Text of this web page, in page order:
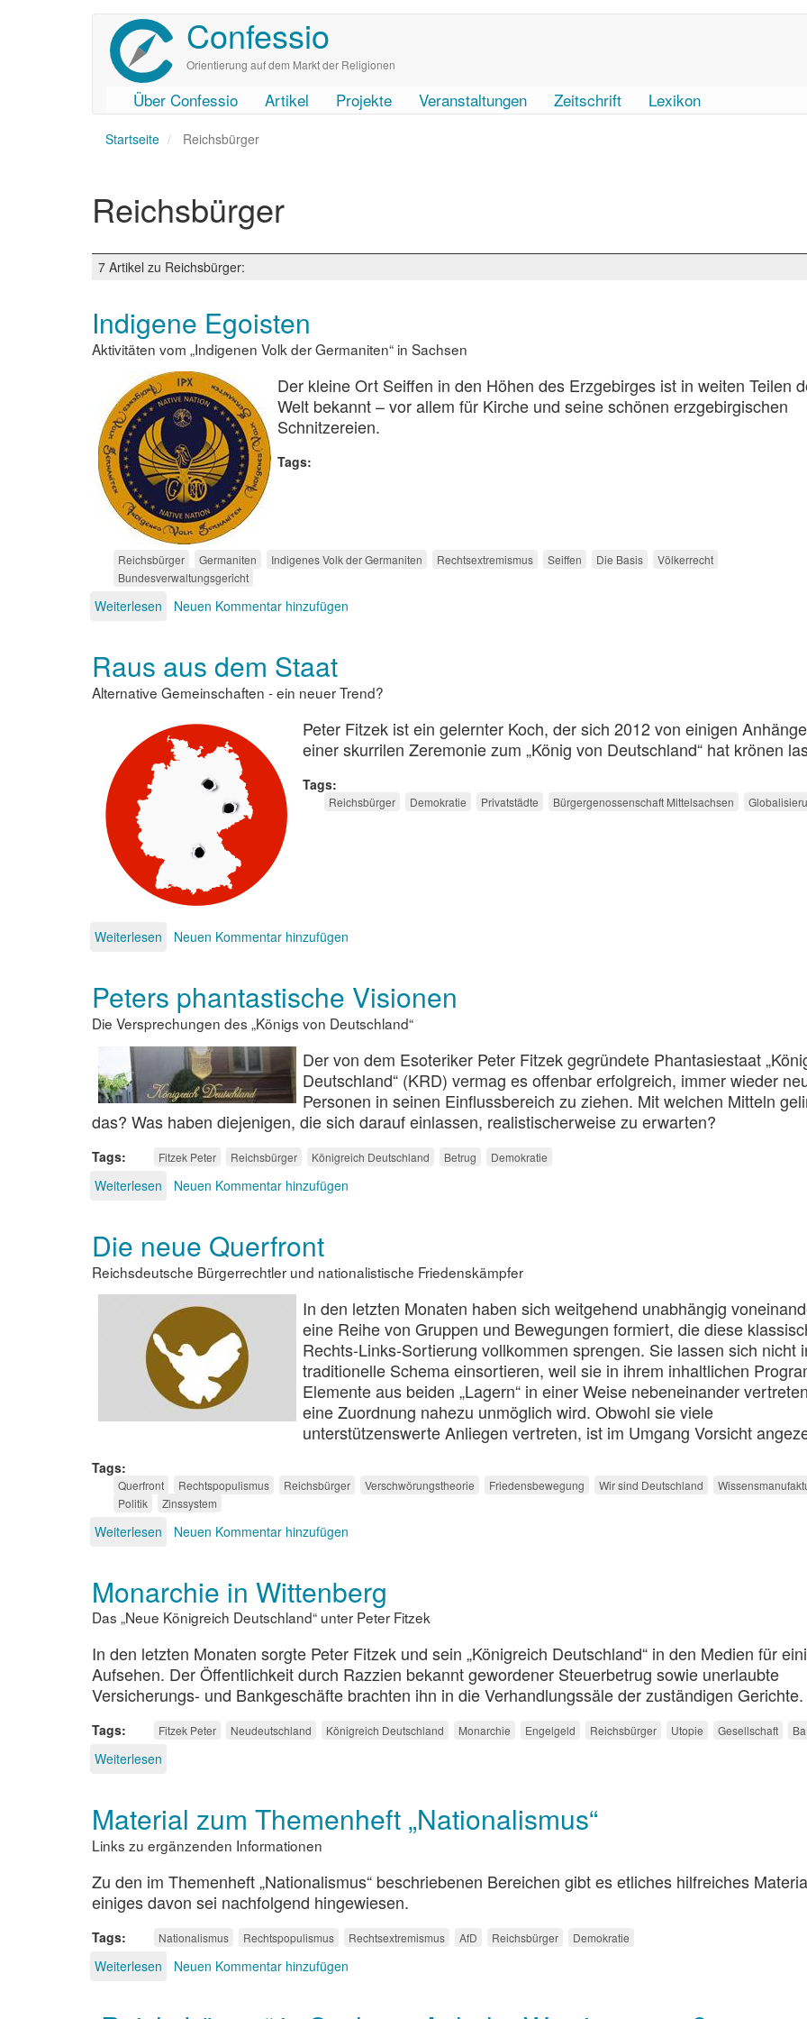
Confessio
Orientierung auf dem Markt der Religionen
User
account
Main
navigation
Über Confessio Artikel Projekte Veranstaltungen Zeitschrift Lexikon
Startseite Reichsbürger
Reichsbürger
7 Artikel zu Reichsbürger:
Indigene Egoisten
Aktivitäten vom „Indigenen Volk der Germaniten“ in Sachsen
Der kleine Ort Seiffen in den Höhen des Erzgebirges ist in weiten Teilen
Welt bekannt – vor allem für Kirche und seine schönen erzgebirgischen
Schnitzereien.
Tags
Reichsbürger Germaniten Indigenes Volk der Germaniten Rechtsextremismus Seiffen Die Basis
Völkerrecht
Bundesverwaltungsgericht
Weiterlesen über
Neuen Kommentar hinzufügen
Raus aus dem Staat
Alternative Gemeinschaften - ein neuer Trend?
Peter Fitzek ist ein gelernter Koch, der sich 2012 von einigen
einer skurrilen Zeremonie zum „König von Deutschland“ hat krönen
Tags
Reichsbürger Demokratie Privatstädte Bürgergenossenschaft Mittelsachsen
Weiterlesen über
Staat
Neuen Kommentar hinzufügen
Peters phantastische Visionen
Die Versprechungen des „Königs von Deutschland“
Der von dem Esoteriker Peter Fitzek gegründete Phantasiestaat
Deutschland“ (KRD) vermag es offenbar erfolgreich, immer wieder
Personen in seinen Einflussbereich zu ziehen. Mit welchen Mitteln
das? Was haben diejenigen, die sich darauf einlassen, realistischerweise zu erwarten?
Tags Fitzek Peter Reichsbürger Königreich Deutschland Betrug Demokratie
Weiterlesen über
Neuen Kommentar hinzufügen
Die neue Querfront
Reichsdeutsche Bürgerrechtler und nationalistische Friedenskämpfer
In den letzten Monaten haben sich weitgehend unabhängig
eine Reihe von Gruppen und Bewegungen formiert, die diese
Rechts-Links-Sortierung vollkommen sprengen. Sie lassen sich nicht
traditionelle Schema einsortieren, weil sie in ihrem inhaltlichen
Elemente aus beiden „Lagern“ in einer Weise nebeneinander
eine Zuordnung nahezu unmöglich wird. Obwohl sie viele
unterstützenswerte Anliegen vertreten, ist im Umgang Vorsicht
Tags
Querfront Rechtspopulismus Reichsbürger Verschwörungstheorie Friedensbewegung Wir sind Deutschland
Politik
Zinssystem
Weiterlesen über
Querfront
Neuen Kommentar hinzufügen
Monarchie in Wittenberg
Das „Neue Königreich Deutschland“ unter Peter Fitzek
In den letzten Monaten sorgte Peter Fitzek und sein „Königreich Deutschland“ in den Medien für
Aufsehen. Der Öffentlichkeit durch Razzien bekannt gewordener Steuerbetrug sowie unerlaubte
Versicherungs- und Bankgeschäfte brachten ihn in die Verhandlungssäle der zuständigen Gerichte.
Tags Fitzek Peter Neudeutschland Königreich Deutschland Monarchie Engelgeld Reichsbürger Utopie Gesellschaft
Weiterlesen
Wittenberg
Material zum Themenheft „Nationalismus“
Links zu ergänzenden Informationen
Zu den im Themenheft „Nationalismus“ beschriebenen Bereichen gibt es etliches hilfreiches
einiges davon sei nachfolgend hingewiesen.
Tags Nationalismus Rechtspopulismus Rechtsextremismus AfD Reichsbürger Demokratie
Weiterlesen über
Neuen Kommentar hinzufügen